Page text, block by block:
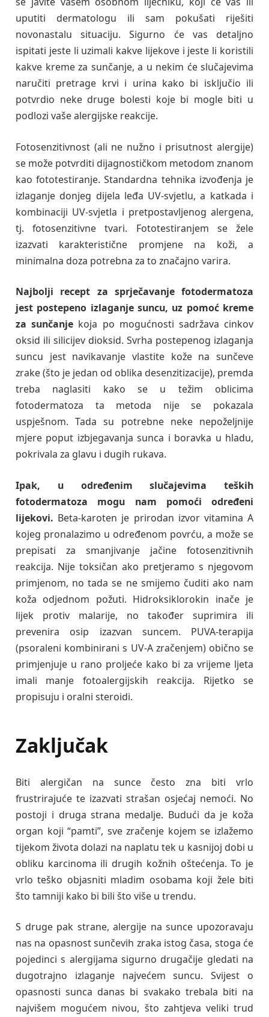
uputiti dermatologu ili sam pokušati riješiti
novonastalu situaciju. Sigurno će vas detaljno
ispitati jeste li uzimali kakve lijekove i jeste li koristili
kakve kreme za sunčanje, a u nekim će slučajevima
naručiti pretrage krvi i urina kako bi isključio ili
potvrdio neke druge bolesti koje bi mogle biti u
podlozi vaše alergijske reakcije.
Fotosenzitivnost (ali ne nužno i prisutnost alergije)
se može potvrditi dijagnostičkom metodom znanom
kao fototestiranje. Standardna tehnika izvođenja je
izlaganje donjeg dijela leđa UV-svjetlu, a katkada i
kombinaciji UV-svjetla i pretpostavljenog alergena,
tj. fotosenzitivne tvari. Fototestiranjem se žele
izazvati karakteristične promjene na koži, a
minimalna doza potrebna za to značajno varira.
Najbolji recept za sprječavanje fotodermatoza
jest postepeno izlaganje suncu, uz pomoć kreme
za sunčanje koja po mogućnosti sadržava cinkov
oksid ili silicijev dioksid. Svrha postepenog izlaganja
suncu jest navikavanje vlastite kože na sunčeve
zrake (što je jedan od oblika desenzitizacije), premda
treba naglasiti kako se u težim oblicima
fotodermatoza ta metoda nije se pokazala
uspješnom. Tada su potrebne neke nepoželjnije
mjere poput izbjegavanja sunca i boravka u hladu,
pokrivala za glavu i dugih rukava.
Ipak, u određenim slučajevima teških
fotodermatoza mogu nam pomoći određeni
lijekovi. Beta-karoten je prirodan izvor vitamina A
kojeg pronalazimo u određenom povrću, a može se
prepisati za smanjivanje jačine fotosenzitivnih
reakcija. Nije toksičan ako pretjeramo s njegovom
primjenom, no tada se ne smijemo čuditi ako nam
koža odjednom požuti. Hidroksiklorokin inače je
lijek protiv malarije, no također suprimira ili
prevenira osip izazvan suncem. PUVA-terapija
(psoraleni kombinirani s UV-A zračenjem) obično se
primjenjuje u rano proljeće kako bi za vrijeme ljeta
imali manje fotoalergijskih reakcija. Rijetko se
propisuju i oralni steroidi.
Zaključak
Biti alergičan na sunce često zna biti vrlo
frustrirajuće te izazvati strašan osjećaj nemoći. No
postoji i druga strana medalje. Budući da je koža
organ koji “pamti”, sve zračenje kojem se izlažemo
tijekom života dolazi na naplatu tek u kasnijoj dobi u
obliku karcinoma ili drugih kožnih oštećenja. To je
vrlo teško objasniti mladim osobama koji žele biti
što tamniji kako bi bili što više u trendu.
S druge pak strane, alergije na sunce upozoravaju
nas na opasnost sunčevih zraka istog časa, stoga će
pojedinci s alergijama sigurno drugačije gledati na
dugotrajno izlaganje najvećem suncu. Svijest o
opasnosti sunca danas bi svakako trebala biti na
najvišem mogućem nivou, što zahtjeva veliki trud